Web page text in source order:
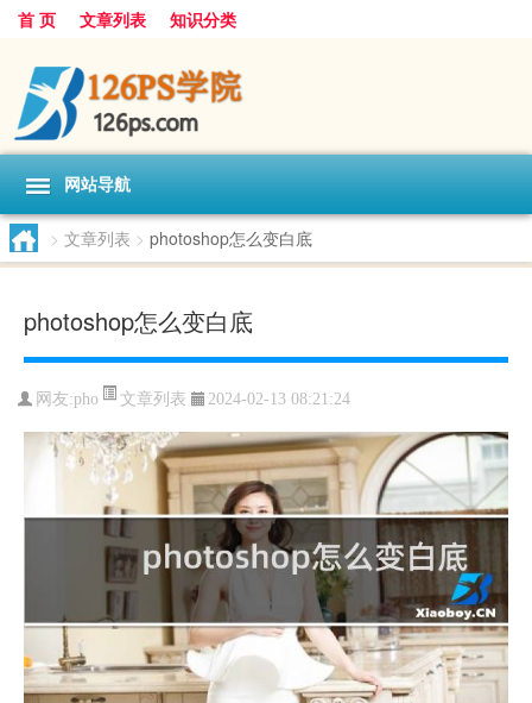
首 页 文章列表 知识分类
网站导航
> 文章列表 > photoshop怎么变白底
photoshop怎么变白底
网友:pho 文章列表 2024-02-13 08:21:24